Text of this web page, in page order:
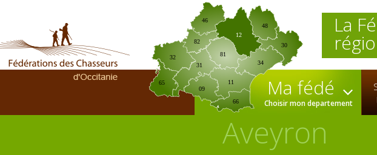
La
09
12
30
31
32
34
46
65
66
81
82
11
48
Ma fédé
Choisir mon departement
Aveyron